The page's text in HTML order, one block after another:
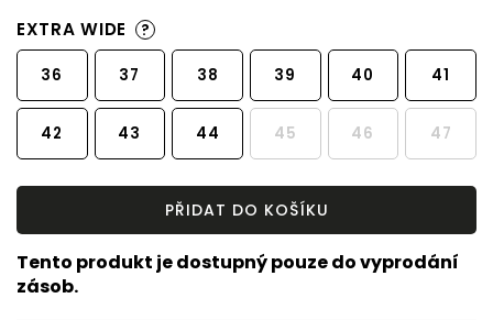
EXTRA WIDE ?
36 37 38 39 40 41
42 43 44 45 46 47
PŘIDAT DO KOŠÍKU
Tento produkt je dostupný pouze do vyprodání
zásob.